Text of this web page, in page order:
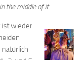
the middle of it.
ist wieder